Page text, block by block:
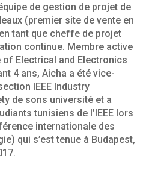
de gestion de projet de
(premier site de vente en
tant que cheffe de projet
continue. Membre active
of Electrical and Electronics
4 ans, Aicha a été vice-
IEEE Industry
de sons université et a
tunisiens de l’IEEE lors
internationale des
qui s’est tenue à Budapest,